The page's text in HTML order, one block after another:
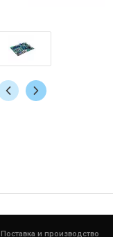
Поставка и производство